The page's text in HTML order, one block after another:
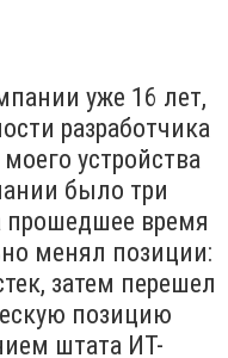
уже 16 лет,
разработчика
устройства
было три
прошедшее время
менял позиции:
затем перешел
позицию
штата ИТ-